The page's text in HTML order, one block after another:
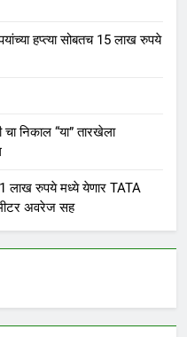
हप्त्या सोबतच 15 लाख रुपये
निकाल “या” तारखेला
रुपये मध्ये येणार TATA
अवरेज सह